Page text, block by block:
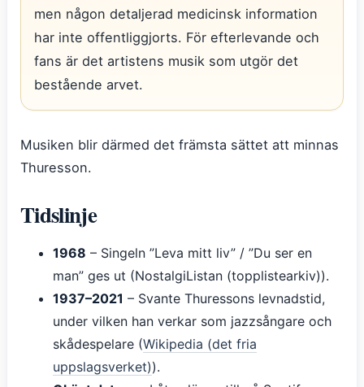
men någon detaljerad medicinsk information
har inte offentliggjorts. För efterlevande och
fans är det artistens musik som utgör det
bestående arvet.
Musiken blir därmed det främsta sättet att minnas
Thuresson.
Tidslinje
1968 – Singeln ”Leva mitt liv” / ”Du ser en
man” ges ut (NostalgiListan (topplistearkiv)).
1937–2021 – Svante Thuressons levnadstid,
under vilken han verkar som jazzsångare och
skådespelare (Wikipedia (det fria
uppslagsverket)).